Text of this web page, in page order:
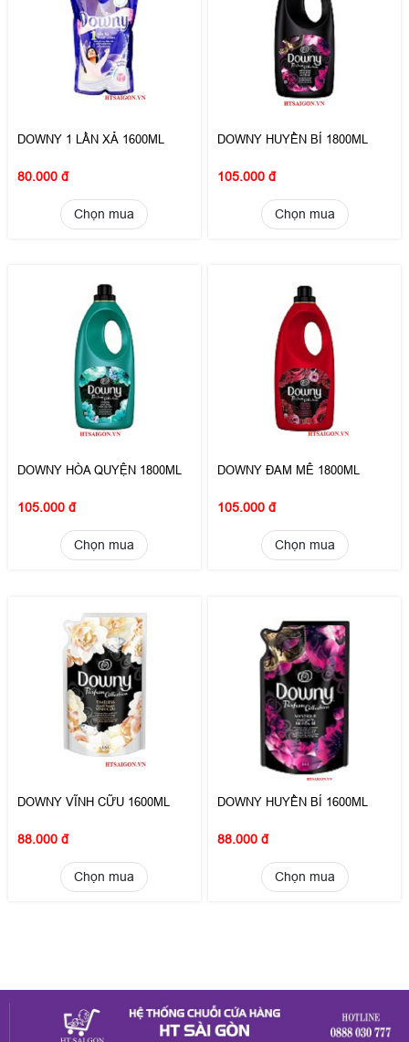
DOWNY 1 LẦN XẢ 1600ML
80.000 đ
Chọn mua
DOWNY HUYỀN BÍ 1800ML
105.000 đ
Chọn mua
DOWNY HÒA QUYỆN 1800ML
105.000 đ
Chọn mua
DOWNY ĐAM MÊ 1800ML
105.000 đ
Chọn mua
DOWNY VĨNH CỮU 1600ML
88.000 đ
Chọn mua
DOWNY HUYỀN BÍ 1600ML
88.000 đ
Chọn mua